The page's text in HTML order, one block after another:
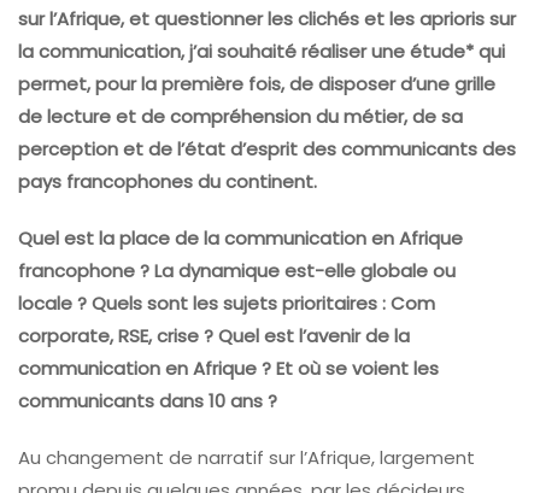
sur l’Afrique, et questionner les clichés et les aprioris sur
la communication, j’ai souhaité réaliser une étude* qui
permet, pour la première fois, de disposer d’une grille
de lecture et de compréhension du métier, de sa
perception et de l’état d’esprit des communicants des
pays francophones du continent.
Quel estla placede la communicationen Afrique
francophone ? La dynamique est-elle globale ou
locale ? Quels sont les sujets prioritaires : Com
corporate, RSE, crise ? Quel est l’avenir de la
communication en Afrique ? Et où se voient les
communicants dans 10 ans ?
Au changement de narratif sur l’Afrique, largement